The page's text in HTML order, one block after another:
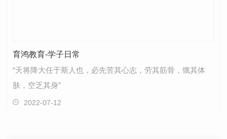
育鸿教育-学子日常
“天将降大任于斯人也，必先苦其心志，劳其筋骨，饿其体
肤，空乏其身”
2022-07-12